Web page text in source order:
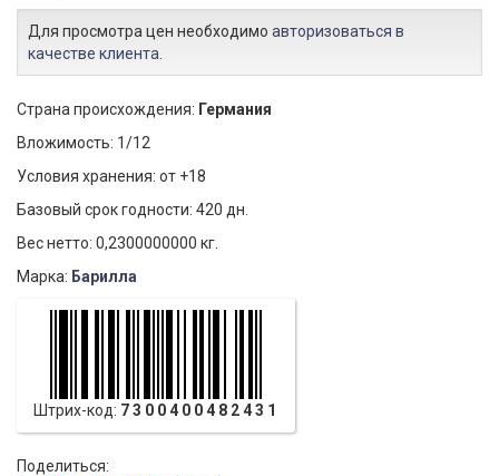
Для просмотра цен необходимо авторизоваться в
качестве клиента
Страна происхождения: Германия
Вложимость: 1/12
Условия хранения: от +18
Базовый срок годности: 420 дн.
Вес нетто: 0,2300000000 кг.
Марка: Барилла
Штрих-код: 7300400482431
Поделиться: